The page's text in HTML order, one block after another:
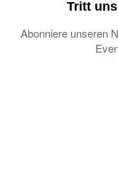
Tritt
Abonniere unseren